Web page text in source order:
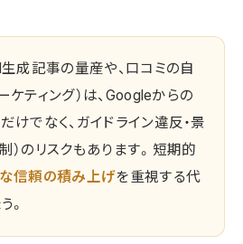
成記事の量産や、口コミの自
ケティング）は、Googleからの
けでなく、ガイドライン違反・景
）のリスクもあります。短期的
信頼の積み上げを重視する代
。